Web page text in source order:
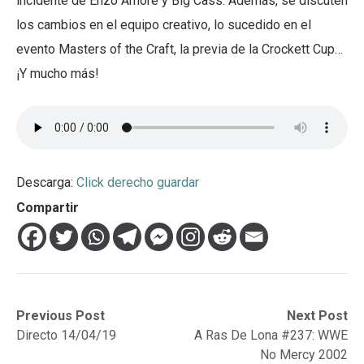
los cambios en el equipo creativo, lo sucedido en el
evento Masters of the Craft, la previa de la Crockett Cup…
¡Y mucho más!
Descarga: Click derecho guardar
Compartir
Navegación
de
Previous Post
Previous
post:Directo 14/04/19
Next Post
Next
post:
A Ras De Lona #237: WWE
No Mercy 2002